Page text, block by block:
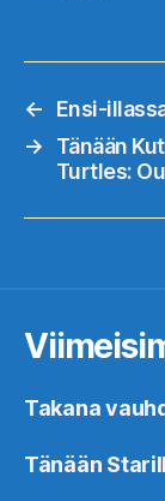
←
Ensi-
→
Tänään
Turtles:
Takana
Tänään